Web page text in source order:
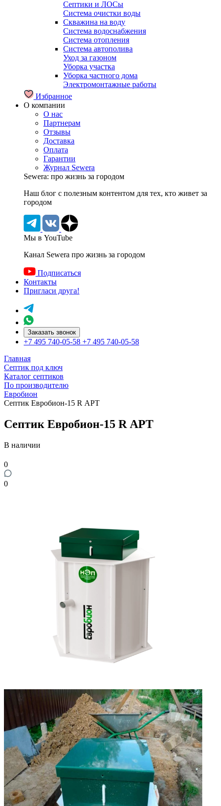
Септики и ЛОСы
Система очистки воды
Скважина на воду
Система водоснабжения
Система отопления
Система автополива
Уход за газоном
Уборка участка
Уборка частного дома
Электромонтажные работы
Избранное
О компании
О нас
Партнерам
Отзывы
Доставка
Оплата
Гарантии
Журнал Sewera
Sewera: про жизнь за городом
Наш блог c полезным контентом для тех, кто живет за
городом
Мы в YouTube
Канал Sewera про жизнь за городом
Подписаться
Контакты
Пригласи друга!
Заказать звонок
+7 495 740-05-58 +7 495 740-05-58
Главная
Септик под ключ
Каталог септиков
По производителю
Евробион
Септик Евробион-15 R АРТ
Септик Евробион-15 R АРТ
В наличии
0
0